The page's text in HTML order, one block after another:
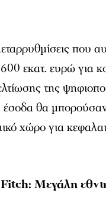
που
εκατ. ευρώ για
της
έσοδα θα
χώρο για
Μεγάλη